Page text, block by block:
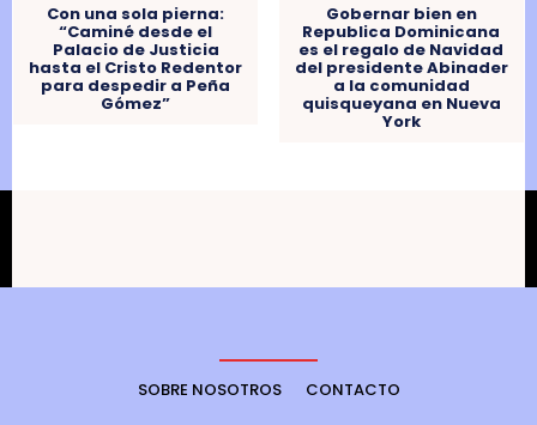
Con una sola pierna:
“Caminé desde el
Palacio de Justicia
hasta el Cristo Redentor
para despedir a Peña
Gómez”
Gobernar bien en
Republica Dominicana
es el regalo de Navidad
del presidente Abinader
a la comunidad
quisqueyana en Nueva
York
SOBRE NOSOTROS CONTACTO